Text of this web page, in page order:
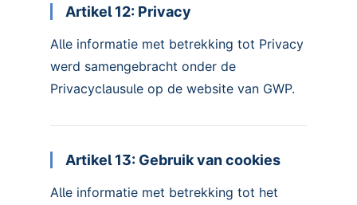
Artikel 12: Privacy
Alle informatie met betrekking tot Privacy
werd samengebracht onder de
Privacyclausule op de website van GWP.
Artikel 13: Gebruik van cookies
Alle informatie met betrekking tot het